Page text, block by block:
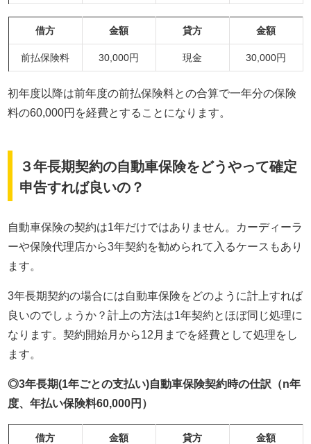
借方 金額 貸方 金額
前払保険料 30,000円 現金 30,000円
初年度以降は前年度の前払保険料との合算で一年分の保険
料の60,000円を経費とすることになります。
３年長期契約の自動車保険をどうやって確定
申告すれば良いの？
自動車保険の契約は1年だけではありません。カーディーラ
ーや保険代理店から3年契約を勧められて入るケースもあり
ます。
3年長期契約の場合には自動車保険をどのように計上すれば
良いのでしょうか？計上の方法は1年契約とほぼ同じ処理に
なります。契約開始月から12 月までを経費として処理をし
ます。
◎3年長期(1年ごとの支払い)自動車保険契約時の仕訳（n年
度、年払い保険料60,000円）
借方 金額 貸方 金額